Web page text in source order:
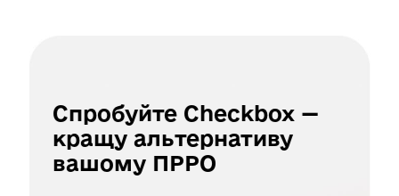
Спробуйте Checkbox —
кращу альтернативу
вашому ПРРО